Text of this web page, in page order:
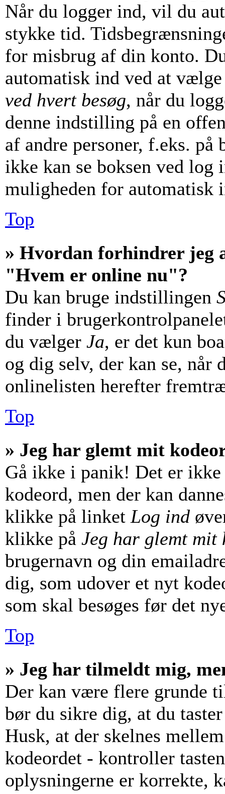
Når du logger ind, vil du
stykke tid.
for misbrug af din konto.
automatisk ind ved at
ved hvert besøg, når du
denne indstilling på en
af andre personer, f.eks.
ikke kan se boksen ved log
muligheden for automatisk
Top
» Hvordan forhindrer jeg
"Hvem er online nu"?
Du kan bruge indstillingen
finder i
du vælger Ja, er det kun
og dig selv, der kan se,
onlinelisten herefter
Top
» Jeg har glemt mit
Gå ikke i panik! Det er
kodeord, men der kan
klikke på linket Log ind
klikke på Jeg har glemt mit
brugernavn og din
dig, som udover et nyt
som skal besøges før det
Top
» Jeg har tilmeldt mig,
Der kan være flere grunde
bør du sikre dig, at du
Husk, at der skelnes
kodeordet - kontroller
oplysningerne er korrekte,